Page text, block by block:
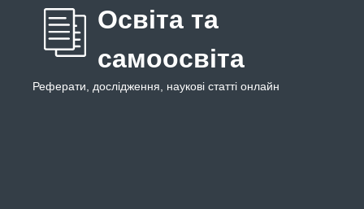
Освіта та
самоосвіта
Реферати, дослідження, наукові статті онлайн